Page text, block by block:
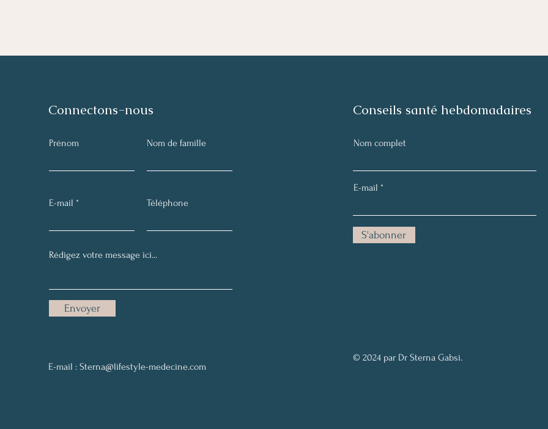
Connectons-nous
Prénom Nom de famille
E-mail Téléphone
Envoyer
E-mail : Sterna@lifestyle-medecine.com
Conseils santé hebdomadaires
Nom complet
E-mail
S'abonner
© 2024 par Dr Sterna Gabsi.